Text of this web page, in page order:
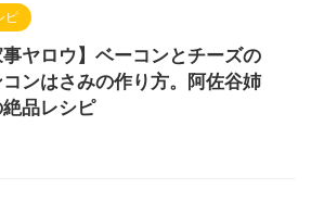
ピ
事ヤロウ】ベーコンとチーズの
コンはさみの作り方。阿佐谷姉
品レシピ